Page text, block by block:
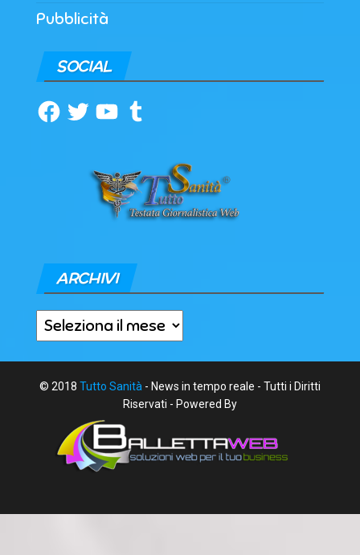
Pubblicità
SOCIAL
Facebook
TwitterYouTubeTumblr
ARCHIVI
Archivi
© 2018 Tutto Sanità - News in tempo reale - Tutti i Diritti
Riservati - Powered By